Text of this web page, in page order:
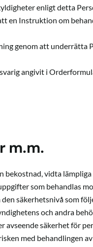
enligt detta
en Instruktion om
genom att underrätta
angivit i
m.m.
bekostnad, vidta
som behandlas
säkerhetsnivå som
och andra
säkerhet för
med behandlingen